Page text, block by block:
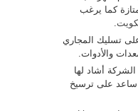
كما يرغب
.
على تسليك المجاري
والأدوات.
أشاد لها
ساعد على ترسيخ